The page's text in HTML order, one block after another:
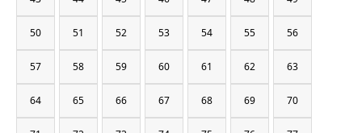
50 51 52 53 54 55 56
57 58 59 60 61 62 63
64 65 66 67 68 69 70